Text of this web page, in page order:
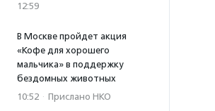
12:59
В Москве пройдет акция
«Кофе для хорошего
мальчика» в поддержку
бездомных животных
10:52 · Прислано НКО